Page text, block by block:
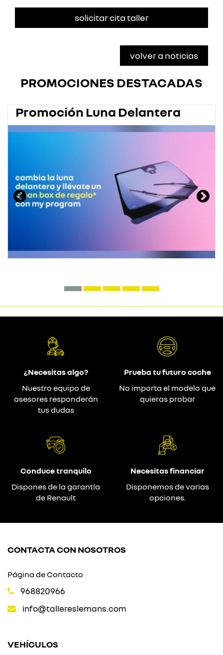
solicitar cita taller
volver a noticias
PROMOCIONES DESTACADAS
Promoción Luna Delantera
¿Necesitas algo?
Nuestro equipo de
asesores responderán
tus dudas
Prueba tu futuro coche
No importa el modelo que
quieras probar
Conduce tranquilo
Dispones de la garantía
de Renault
Necesitas financiar
Disponemos de varias
opciones.
CONTACTA CON NOSOTROS
Página de Contacto
968820966
info@tallereslemans.com
VEHÍCULOS